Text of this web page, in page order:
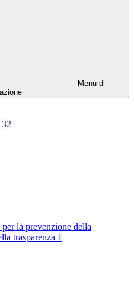
Menu di
32
la prevenzione della
trasparenza 1